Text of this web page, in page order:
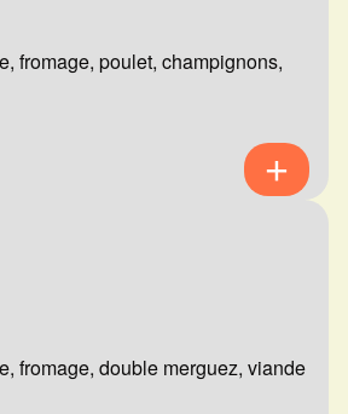
fromage, poulet, champignons,
fromage, double merguez, viande